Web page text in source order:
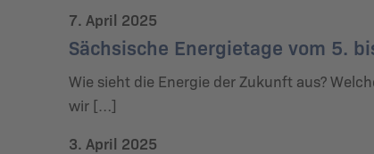
7. April 2025
Sächsische Energietage vom 5.
Wie sieht die Energie der Zukunft aus?
wir […]
3. April 2025